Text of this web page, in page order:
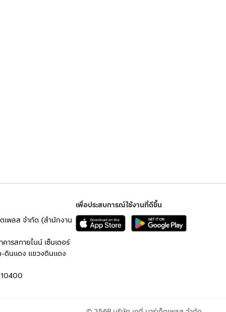
เพลส จำกัด (สำนักงาน
ารสกายไนน์ เซ็นเตอร์
ดินแดง แขวงดินแดง
เพื่อประสบการณ์ใช้งานที่ดีขึ้น